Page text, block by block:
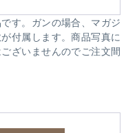
す。ガンの場合、マガジ
付属します。商品写真に
ざいませんのでご注文間